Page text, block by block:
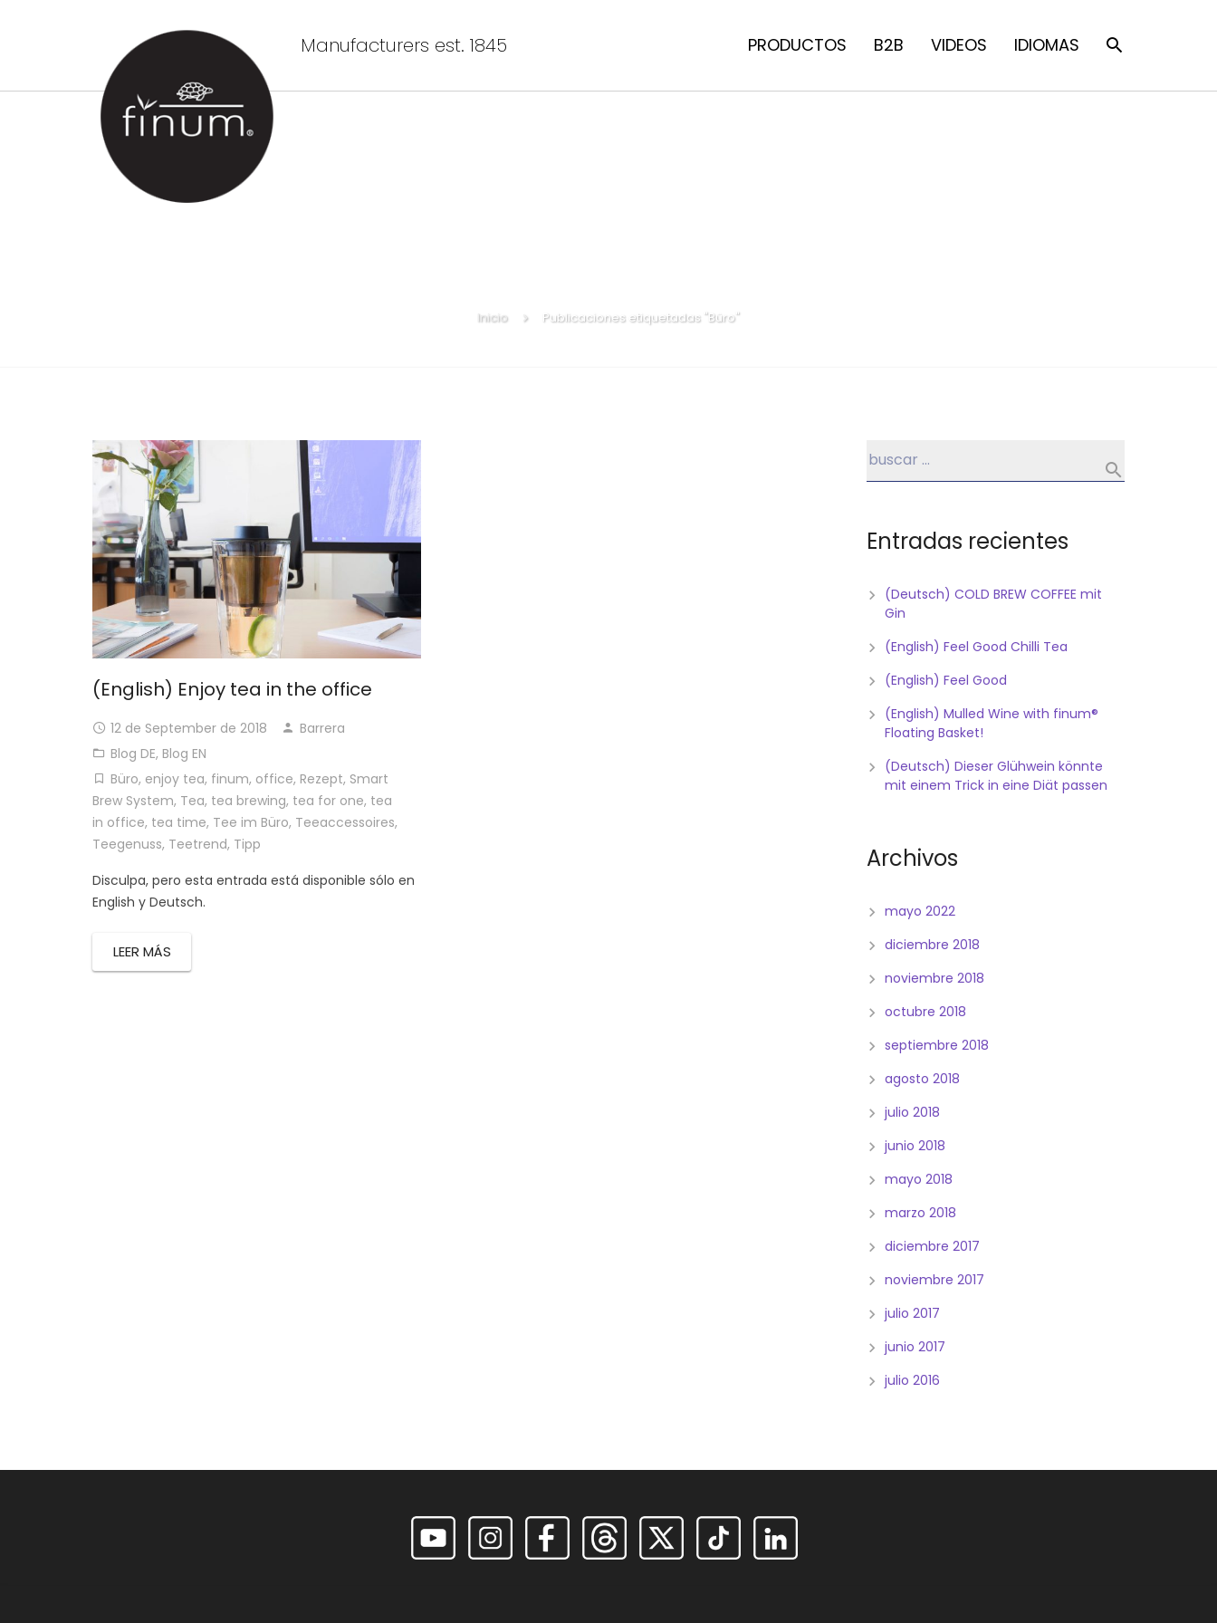
Manufacturers est. 1845 PRODUCTOS B2B VIDEOS IDIOMAS
Inicio Publicaciones etiquetadas "Büro"
(English) Enjoy tea in the office
12 de September de 2018
Barrera
Blog DE, Blog EN
Büro, enjoy tea, finum, office, Rezept, Smart
Brew System, Tea, tea brewing, tea for one, tea
in office, tea time, Tee im Büro, Teeaccessoires,
Teegenuss, Teetrend, Tipp
Disculpa, pero esta entrada está disponible sólo en
English y Deutsch.
LEER MÁS
Entradas recientes
(Deutsch) COLD BREW COFFEE mit
Gin
(English) Feel Good Chilli Tea
(English) Feel Good
(English) Mulled Wine with finum®
Floating Basket!
(Deutsch) Dieser Glühwein könnte
mit einem Trick in eine Diät passen
Archivos
mayo 2022
diciembre 2018
noviembre 2018
octubre 2018
septiembre 2018
agosto 2018
julio 2018
junio 2018
mayo 2018
marzo 2018
diciembre 2017
noviembre 2017
julio 2017
junio 2017
julio 2016